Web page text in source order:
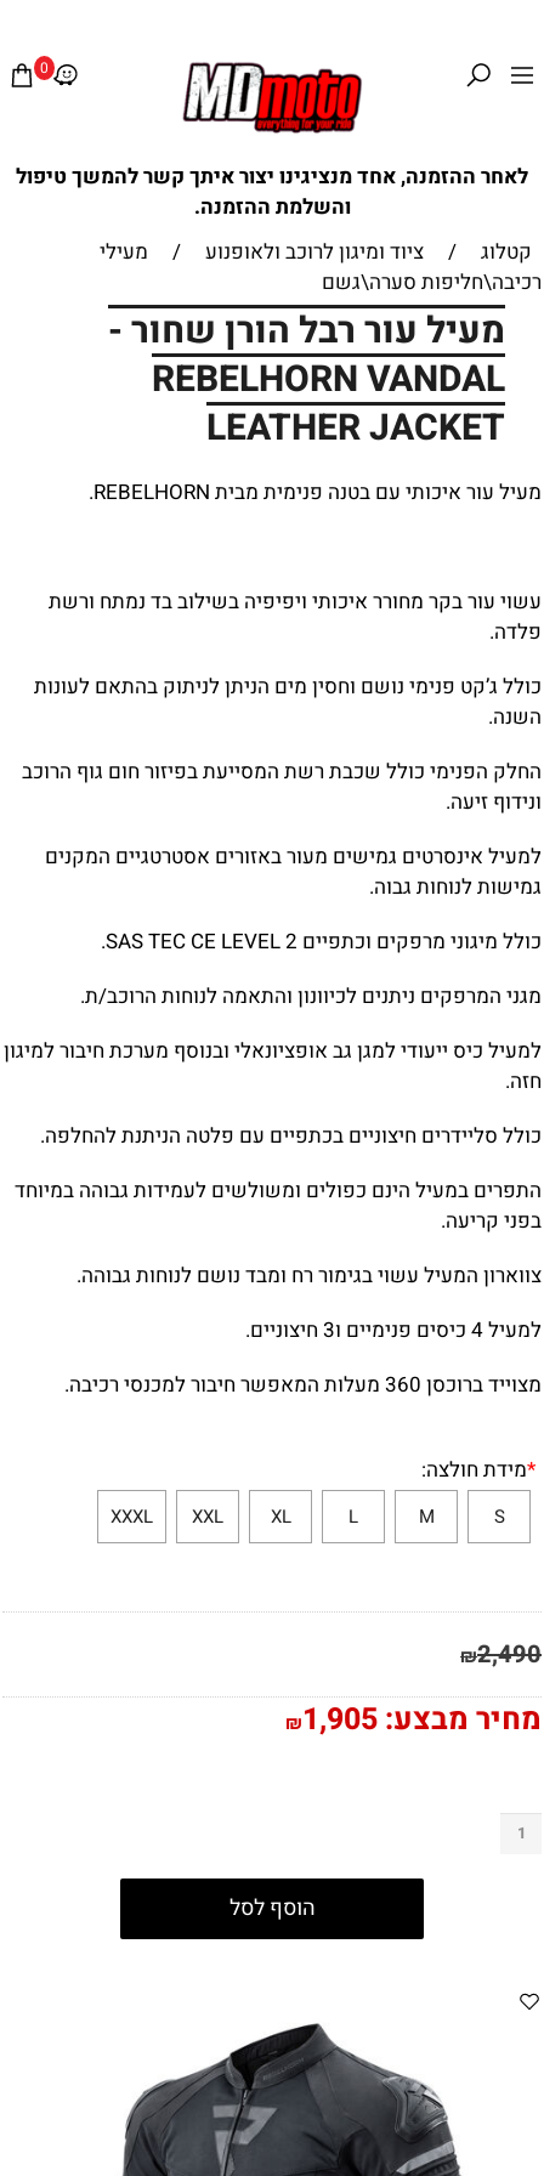
0
לאחר ההזמנה, אחד מנציגינו יצור איתך קשר להמשך טיפול
והשלמת ההזמנה.
קטלוג
/ ציוד ומיגון לרוכב ולאופנוע /
מעילי
רכיבה\חליפות סערה\גשם
מעיל עור רבל הורן שחור -
REBELHORN VANDAL
LEATHER JACKET
מעיל עור איכותי עם בטנה פנימית מבית REBELHORN
.
עשוי עור בקר מחורר איכותי ויפיפיה בשילוב בד נמתח ורשת
פלדה.
כולל ג’קט פנימי נושם וחסין מים הניתן לניתוק בהתאם לעונות
השנה.
החלק הפנימי כולל שכבת רשת המסייעת בפיזור חום גוף הרוכב
ונידוף זיעה.
למעיל אינסרטים גמישים מעור באזורים אסטרטגיים המקנים
גמישות לנוחות גבוה.
כולל מיגוני מרפקים וכתפיים
SASTEC CE LEVEL2.
מגני המרפקים ניתנים לכיוונון והתאמה לנוחות הרוכב/ת.
למעיל כיס ייעודי למגן גב אופציונאלי ובנוסף מערכת חיבור למיגון
חזה.
כולל סליידרים חיצוניים בכתפיים עם פלטה הניתנת להחלפה.
התפרים במעיל הינם כפולים ומשולשים לעמידות גבוהה במיוחד
בפני קריעה.
צווארון המעיל עשוי בגימור רח ומבד נושם לנוחות גבוהה.
למעיל 4 כיסים פנימיים ו3 חיצוניים.
מצוייד ברוכסן 360 מעלות המאפשר חיבור למכנסי רכיבה.
*מידת חולצה:
S
M
L
XL
XXL
XXXL
₪2,490
מחיר מבצע: ₪1,905
הוסף לסל